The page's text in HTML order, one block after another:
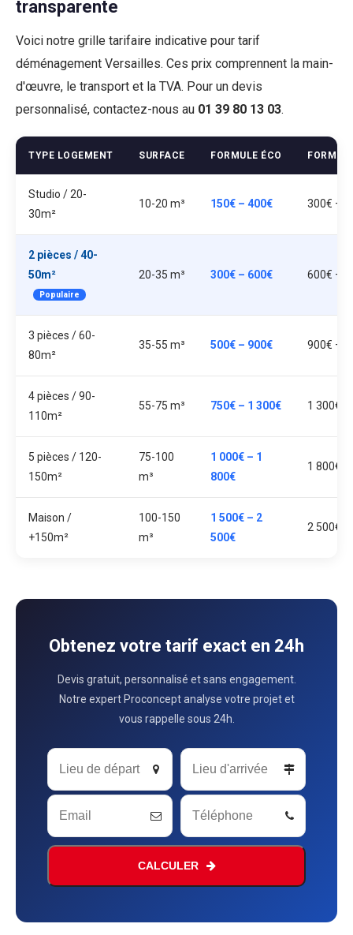
transparente
Voici notre grille tarifaire indicative pour tarif
déménagement Versailles. Ces prix comprennent la main-
d'œuvre, le transport et la TVA. Pour un devis
personnalisé, contactez-nous au 01 39 80 13 03.
TYPE LOGEMENT SURFACE FORMULE ÉCO
Studio / 20-
30m²
10-20 m³ 150€ – 400€ 300€ –
2 pièces / 40-
50m²
Populaire
20-35 m³ 300€ – 600€ 600€ – 1
3 pièces / 60-
80m²
35-55 m³ 500€ – 900€ 900€ – 1
4 pièces / 90-
110m²
55-75 m³ 750€ – 1 300€ 1 300€
5 pièces / 120-
150m²
75-100
m³
1 000€ – 1
800€
1 800€
Maison /
+150m²
100-150
m³
1 500€ – 2
500€
2 500€ –
Obtenez votre tarif exact en 24h
Devis gratuit, personnalisé et sans engagement.
Notre expert Proconcept analyse votre projet et
vous rappelle sous 24h.
Number
CALCULER